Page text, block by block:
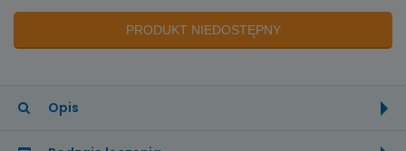
PRODUKT NIEDOSTĘPNY
Opis